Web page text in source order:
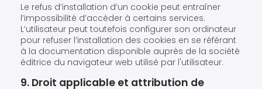
Le refus d’installation d’un cookie peut entraîner
l’impossibilité d’accéder à certains services.
L’utilisateur peut toutefois configurer son ordinateur
pour refuser l’installation des cookies en se référant
à la documentation disponible auprès de la société
éditrice du navigateur web utilisé par l'utilisateur.
9. Droit applicable et attribution de